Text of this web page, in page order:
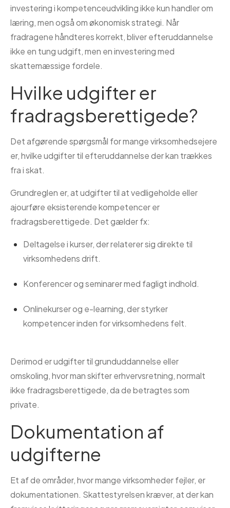
investering i kompetenceudvikling ikke kun handler om
læring, men også om økonomisk strategi. Når
fradragene håndteres korrekt, bliver efteruddannelse
ikke en tung udgift, men en investering med
skattemæssige fordele.
Hvilke udgifter er
fradragsberettigede?
Det afgørende spørgsmål for mange virksomhedsejere
er, hvilke udgifter til efteruddannelse der kan trækkes
fra i skat.
Grundreglen er, at udgifter til at vedligeholde eller
ajourføre eksisterende kompetencer er
fradragsberettigede. Det gælder fx:
Deltagelse i kurser, der relaterer sig direkte til
virksomhedens drift.
Konferencer og seminarer med fagligt indhold.
Onlinekurser og e-learning, der styrker
kompetencer inden for virksomhedens felt.
Derimod er udgifter til grunduddannelse eller
omskoling, hvor man skifter erhvervsretning, normalt
ikke fradragsberettigede, da de betragtes som
private.
Dokumentation af
udgifterne
Et af de områder, hvor mange virksomheder fejler, er
dokumentationen. Skattestyrelsen kræver, at der kan